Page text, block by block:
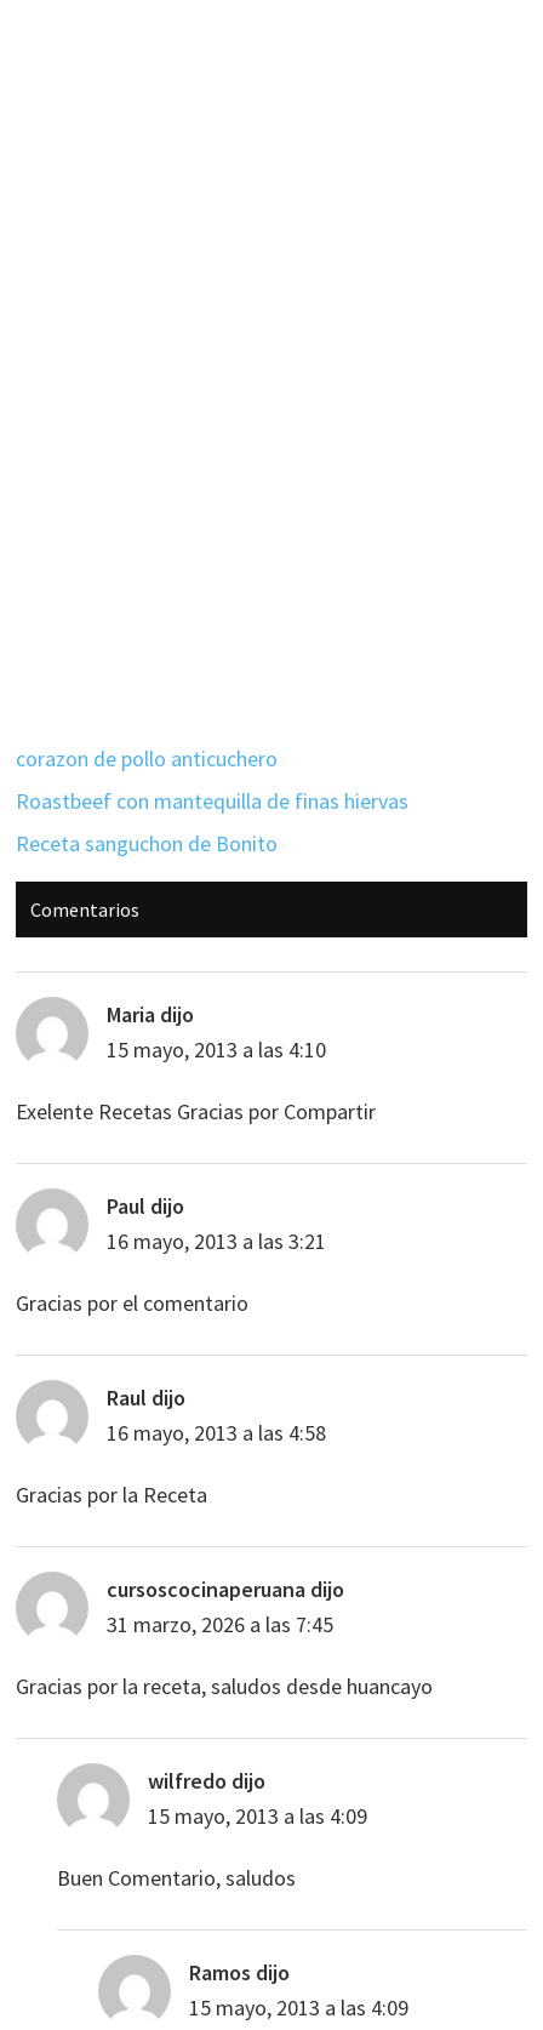
corazon de pollo anticuchero
Roastbeef con mantequilla de finas hiervas
Receta sanguchon de Bonito
Interacciones
con
los
lectores
Comentarios
Maria dijo
15 mayo, 2013 a las 4:10
Exelente Recetas Gracias por Compartir
Paul dijo
16 mayo, 2013 a las 3:21
Gracias por el comentario
Raul dijo
16 mayo, 2013 a las 4:58
Gracias por la Receta
cursoscocinaperuana dijo
31 marzo, 2026 a las 7:45
Gracias por la receta, saludos desde huancayo
wilfredo dijo
15 mayo, 2013 a las 4:09
Buen Comentario, saludos
Ramos dijo
15 mayo, 2013 a las 4:09